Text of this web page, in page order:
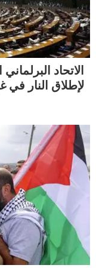
الاتحاد
لإطلاق النار في